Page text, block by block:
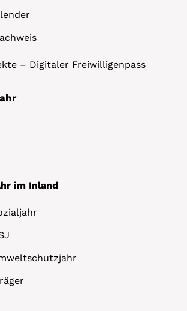
– Digitaler Freiwilligenpass
im Inland